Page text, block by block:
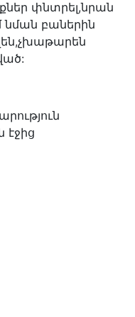
փնտրել,նրան
նման բաներին
էջից